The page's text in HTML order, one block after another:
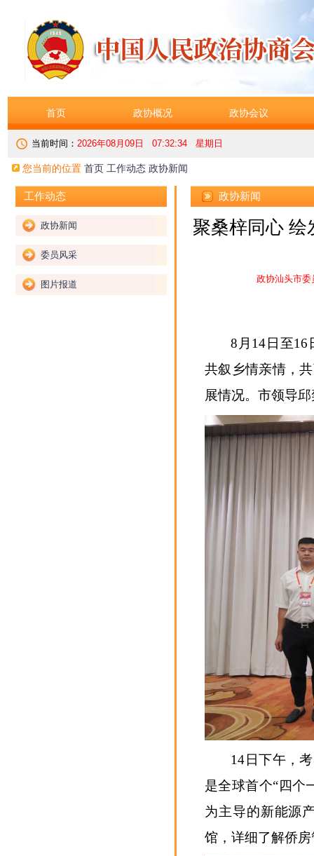
首页 政协概况 政协会议
当前时间： 2026年08月09日 07:32:35 星期日
您当前的位置 首页 工作动态 政协新闻
工作动态
政协新闻
委员风采
图片报道
政协新闻
聚桑梓同心 绘
政协汕头市委
8月14日至16
共叙乡情亲情，
展情况。市领导
14日下午，
是全球首个“四个
为主导的新能源
馆，详细了解侨